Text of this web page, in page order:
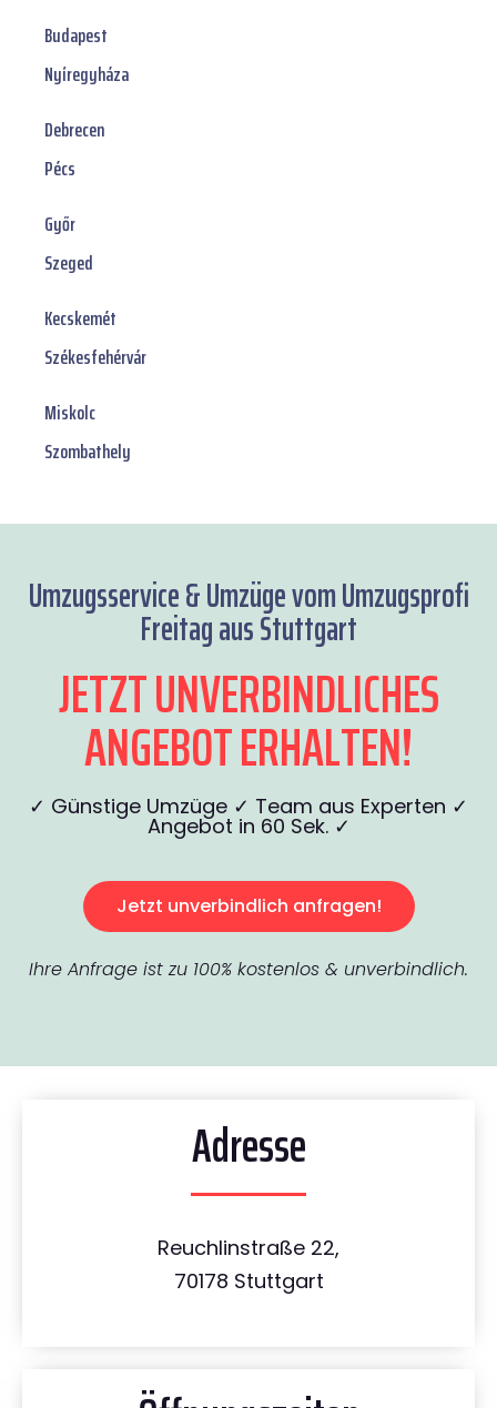
Budapest
Nyíregyháza
Debrecen
Pécs
Győr
Szeged
Kecskemét
Székesfehérvár
Miskolc
Szombathely
Umzugsservice & Umzüge vom Umzugsprofi
Freitag aus Stuttgart
JETZT UNVERBINDLICHES
ANGEBOT ERHALTEN!
✓ Günstige Umzüge ✓ Team aus Experten ✓
Angebot in 60 Sek. ✓
Jetzt unverbindlich anfragen!
Ihre Anfrage ist zu 100% kostenlos & unverbindlich.
Adresse
Reuchlinstraße 22,
70178 Stuttgart